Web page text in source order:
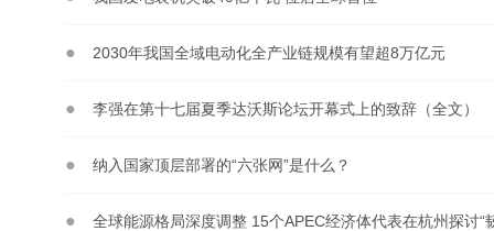
2030年我国全域电动化全产业链规模有望超8万亿元
李强在第十七届夏季达沃斯论坛开幕式上的致辞（全文）
纳入国家顶层部署的“六张网”是什么？
全球能源格局深度调整 15个APEC经济体代表在杭州探讨“